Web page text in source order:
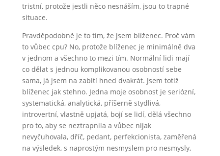
tristní, protože jestli něco nesnáším, jsou to trapné
situace.
Pravděpodobně je to tím, že jsem blíženec. Proč vám
to vůbec cpu? No, protože blíženec je minimálně dva
v jednom a všechno to mezi tím. Normální lidi mají
co dělat s jednou komplikovanou osobností sebe
sama, já jsem na zabití hned dvakrát. Jsem totiž
blíženec jak stehno. Jedna moje osobnost je seriózní,
systematická, analytická, příšerně stydlivá,
introvertní, vlastně upjatá, bojí se lidí, dělá všechno
pro to, aby se neztrapnila a vůbec nijak
nevyčuhovala, dříč, pedant, perfekcionista, zaměřená
na výsledek, s naprostým nesmyslem pro nesmysly,